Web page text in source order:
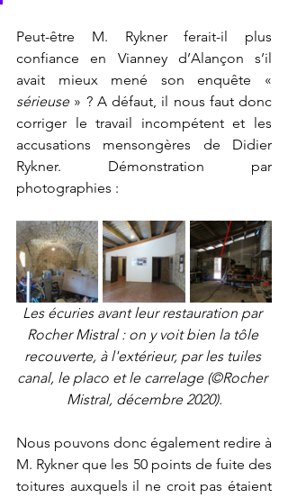
Peut-être M. Rykner ferait-il plus
confiance en Vianney d’Alançon s’il
sérieuse » ? A défaut, il nous faut donc
corriger le travail incompétent et les
accusations mensongères de Didier
Rykner. Démonstration par
photographies :
Les écuries avant leur restauration par
Rocher Mistral : on y voit bien la tôle
recouverte, à l'extérieur, par les tuiles
canal, le placo et le carrelage (©Rocher
Mistral, décembre 2020).
Nous pouvons donc également redire à
M. Rykner que les 50 points de fuite des
toitures auxquels il ne croit pas étaient